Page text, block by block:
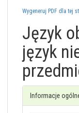
Wygeneruj PDF dla tej
Język
język
Informacje